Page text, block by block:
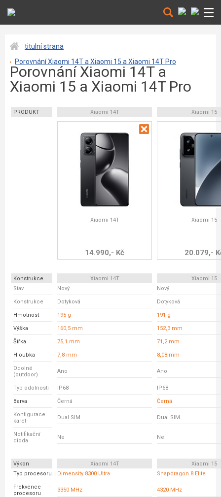
titulní strana
Porovnání Xiaomi 14T a Xiaomi 15 a Xiaomi 14T Pro
Porovnání Xiaomi 14T a
Xiaomi 15 a Xiaomi 14T Pro
PRODUKT Xiaomi 14T Xiaomi 15
Xiaomi 14T
14.990,- Kč
Xiaomi 15
20.079,-
Konstrukce Xiaomi 14T
Xiaomi 15
Stav
Nový Nový
Konstrukce Dotyková Dotyková
Hmotnost 195 g 191 g
Výška 160,5 mm 152,3 mm
Šířka 75,1 mm 71,2 mm
Hloubka 7,8 mm 8,08 mm
Odolné
(outdoor)
Ano Ano
Typ odolnosti IP68 IP68
Barva Černá Černá
Konfigurace
karet
Dual SIM Dual SIM
Notifikační
dioda
Ne Ne
Výkon Xiaomi 14T
Xiaomi 15
Typ procesoru
Dimensity 8300 Ultra Snapdragon 8 Elite
Frekvence
procesoru
3350 MHz 4320 MHz